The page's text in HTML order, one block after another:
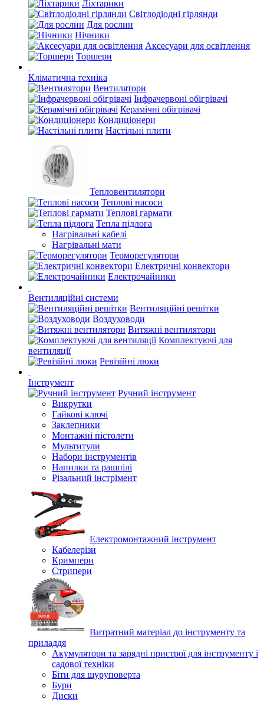
Ліхтарики
Світлодіодні гірлянди
Для рослин
Нічники
Аксесуари для освітлення
Торшери
Кліматична техніка
Вентилятори
Інфрачервоні обігрівачі
Керамічні обігрівачі
Кондиціонери
Настільні плити
Тепловентилятори
Теплові насоси
Теплові гармати
Тепла підлога
Нагрівальні кабелі
Нагрівальні мати
Терморегулятори
Електричні конвектори
Електрочайники
Вентиляційні системи
Вентиляційні решітки
Воздуховоди
Витяжні вентилятори
Комплектуючі для
вентиляції
Ревізійні люки
Інструмент
Ручний інструмент
Викрутки
Гайкові ключі
Заклепники
Монтажні пістолети
Мультитули
Набори інструментів
Напилки та рашпілі
Різальний інстрімент
Електромонтажний інструмент
Кабелерізи
Кримпери
Стрипери
Витратний матеріал до інструменту та
приладдя
Акумулятори та зарядні пристрої для інструменту і
садової техніки
Біти для шуруповерта
Бури
Диски